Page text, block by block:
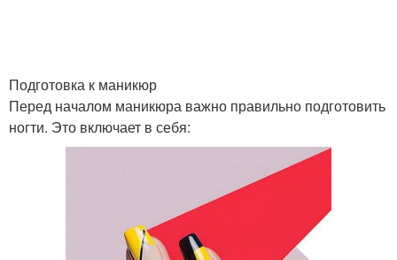
Подготовка к маникюр
Перед началом маникюра важно правильно подготовить
ногти. Это включает в себя: